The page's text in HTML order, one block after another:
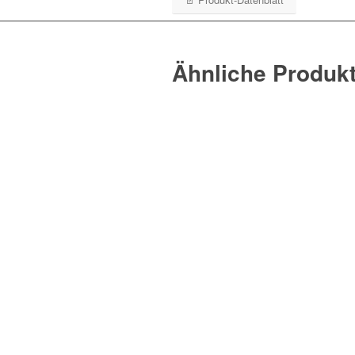
Ähnliche